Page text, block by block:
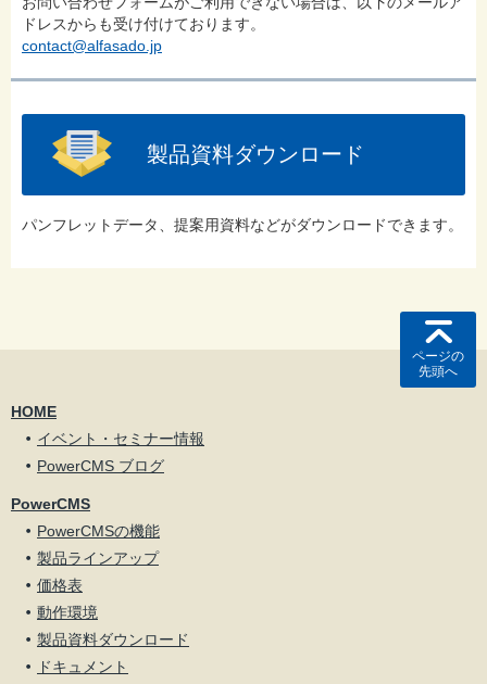
ドレスからも受け付けております。
contact@alfasado.jp
製品資料ダウンロード
パンフレットデータ、提案用資料などがダウンロードできます。
ページの
先頭へ
HOME
イベント・セミナー情報
PowerCMS ブログ
PowerCMS
PowerCMSの機能
製品ラインアップ
価格表
動作環境
製品資料ダウンロード
ドキュメント